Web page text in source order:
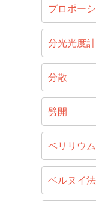
プロポー
分光光度計
分散
劈開
ベリリウ
ベルヌイ